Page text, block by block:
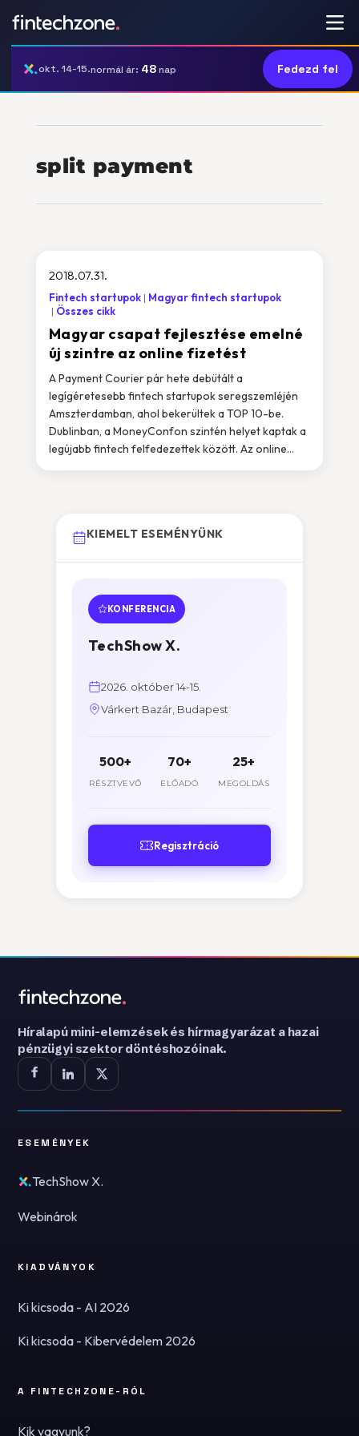
okt. 14-15.normál ár: 48nap Fedezd fel
split payment
Magyar csapat fejlesztése emelné
új szintre az online fizetést
2018.07.31.
Fintech startupok
Magyar fintech startupok
Összes cikk
A Payment Courier pár hete debütált a
legígéretesebb fintech startupok seregszemléjén
Amszterdamban, ahol bekerültek a TOP 10-be.
Dublinban, a MoneyConfon szintén helyet kaptak a
legújabb fintech felfedezettek között. Az online...
KIEMELT ESEMÉNYÜNK
KONFERENCIA
TechShow X.
2026. október 14-15.
Várkert Bazár, Budapest
500+
RÉSZTVEVŐ
70+
ELŐADÓ
25+
MEGOLDÁS
Regisztráció
Híralapú mini-elemzések és hírmagyarázat a hazai
pénzügyi szektor döntéshozóinak.
ESEMÉNYEK
TechShow X.
Webinárok
KIADVÁNYOK
Ki kicsoda - AI 2026
Ki kicsoda - Kibervédelem 2026
A FINTECHZONE-RÓL
Kik vagyunk?